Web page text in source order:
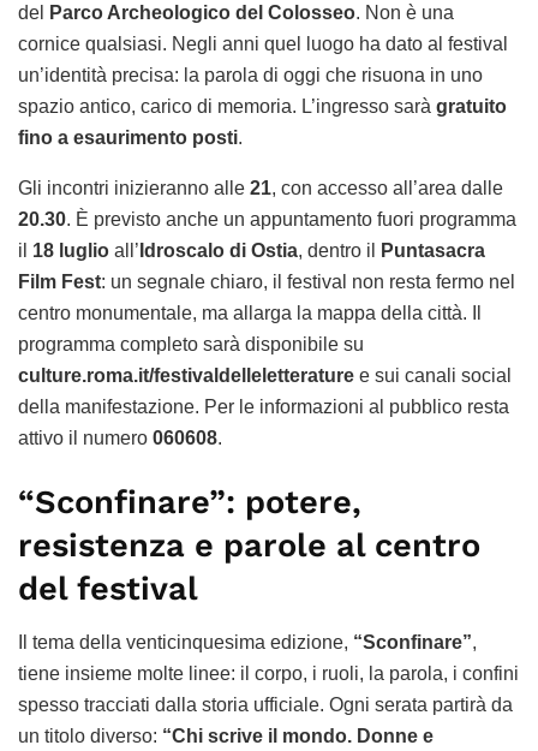
del
Parco Archeologico del Colosseo. Non è una
cornice qualsiasi. Negli anni quel luogo ha dato al festival
un’identità precisa: la parola di oggi che risuona in uno
spazio antico, carico di memoria. L’ingresso sarà gratuito
fino a esaurimento posti.
Gli incontri inizieranno alle 21, con accesso all’area dalle
20.30. È previsto anche un appuntamento fuori programma
il 18 luglio all’ Idroscalo di Ostia, dentro il
Puntasacra
Film Fest: un segnale chiaro, il festival non resta fermo nel
centro monumentale, ma allarga la mappa della città. Il
programma completo sarà disponibile su
culture.roma.it/festivaldelleletterature e sui canali social
della manifestazione. Per le informazioni al pubblico resta
attivo il numero 060608.
“Sconfinare”: potere,
resistenza e parole al centro
del festival
Il tema della venticinquesima edizione, “Sconfinare”,
tiene insieme molte linee: il corpo, i ruoli, la parola, i confini
spesso tracciati dalla storia ufficiale. Ogni serata partirà da
un titolo diverso: “Chi scrive il mondo. Donne e